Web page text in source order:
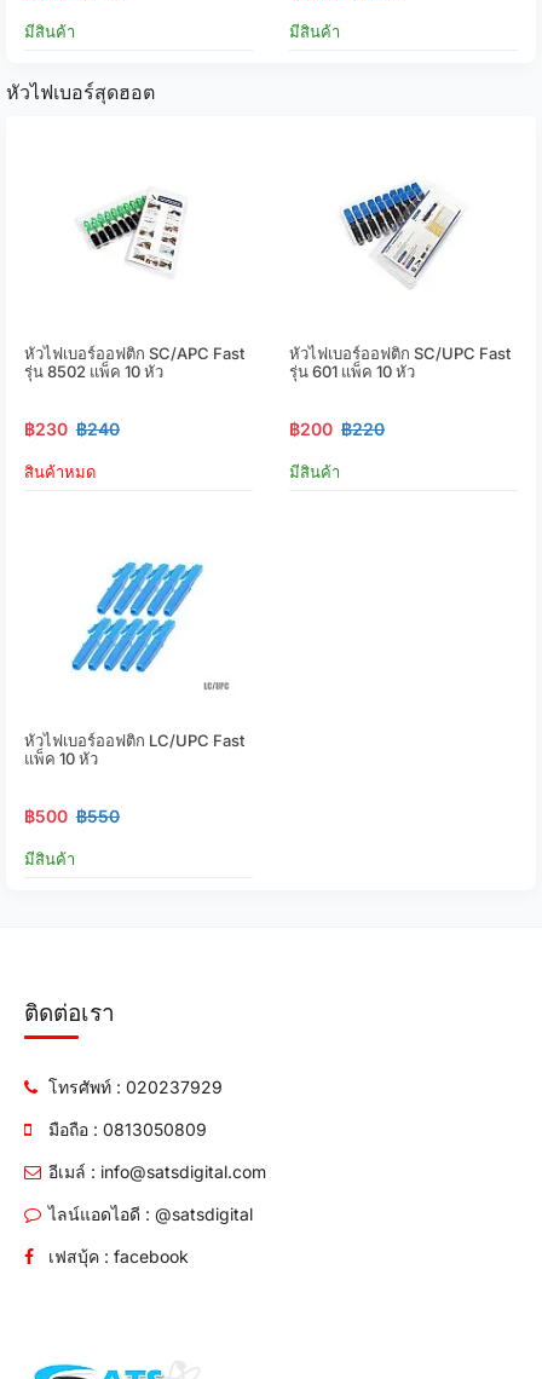
มีสินค้า มีสินค้า
หัวไฟเบอร์สุดฮอต
หัวไฟเบอร์ออฟติก SC/APC Fast
รุ่น 8502 แพ็ค 10 หัว
฿230 ฿240
สินค้าหมด
หัวไฟเบอร์ออฟติก SC/UPC Fast
รุ่น 601 แพ็ค 10 หัว
฿200 ฿220
มีสินค้า
หัวไฟเบอร์ออฟติก LC/UPC Fast
แพ็ค 10 หัว
฿500 ฿550
มีสินค้า
ติดต่อเรา
โทรศัพท์ : 020237929
มือถือ : 0813050809
อีเมล์ : info@satsdigital.com
ไลน์แอดไอดี : @satsdigital
เฟสบุ้ค : facebook